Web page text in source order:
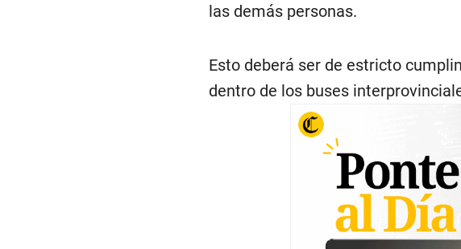
las demás personas.
Esto deberá ser de estricto
dentro de los buses